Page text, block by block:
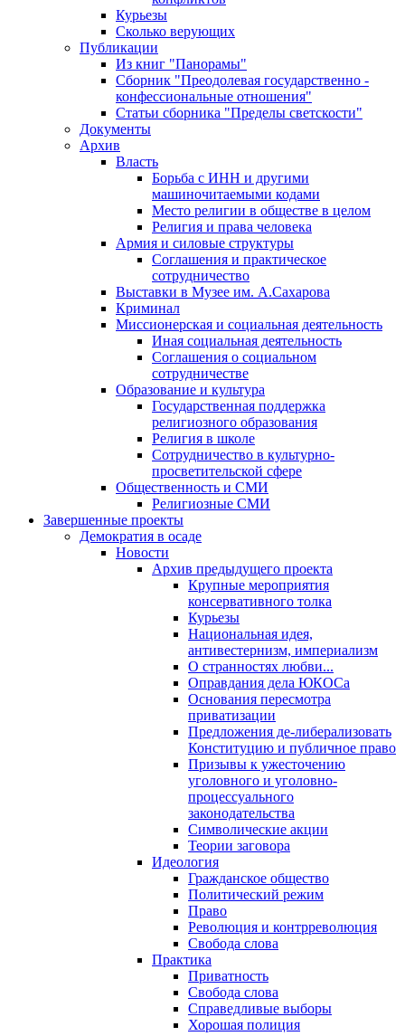
Курьезы
Сколько верующих
Публикации
Из книг "Панорамы"
Сборник "Преодолевая государственно -
конфессиональные отношения"
Статьи сборника "Пределы светскости"
Документы
Архив
Власть
Борьба с ИНН и другими
машиночитаемыми кодами
Место религии в обществе в целом
Религия и права человека
Армия и силовые структуры
Соглашения и практическое
сотрудничество
Выставки в Музее им. А.Сахарова
Криминал
Миссионерская и социальная деятельность
Иная социальная деятельность
Соглашения о социальном
сотрудничестве
Образование и культура
Государственная поддержка
религиозного образования
Религия в школе
Сотрудничество в культурно-
просветительской сфере
Общественность и СМИ
Религиозные СМИ
Завершенные проекты
Демократия в осаде
Новости
Архив предыдущего проекта
Крупные мероприятия
консервативного толка
Курьезы
Национальная идея,
антивестернизм, империализм
О странностях любви...
Оправдания дела ЮКОСа
Основания пересмотра
приватизации
Предложения де-либерализовать
Конституцию и публичное право
Призывы к ужесточению
уголовного и уголовно-
процессуального
законодательства
Символические акции
Теории заговора
Идеология
Гражданское общество
Политический режим
Право
Революция и контрреволюция
Свобода слова
Практика
Приватность
Свобода слова
Справедливые выборы
Хорошая полиция